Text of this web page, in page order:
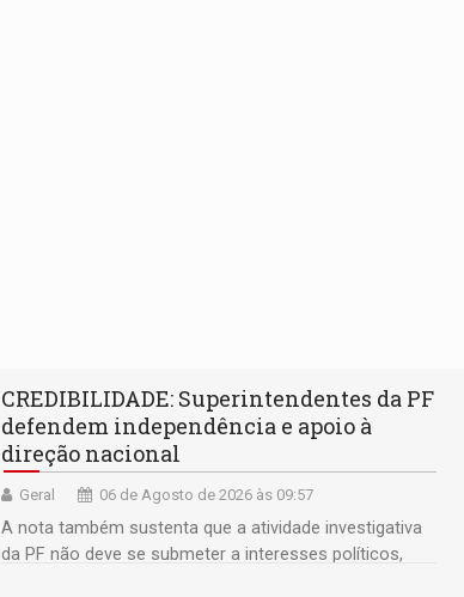
CREDIBILIDADE: Superintendentes da PF
defendem independência e apoio à
direção nacional
Geral 06 de Agosto de 2026 às 09:57
A nota também sustenta que a atividade investigativa
da PF não deve se submeter a interesses políticos,